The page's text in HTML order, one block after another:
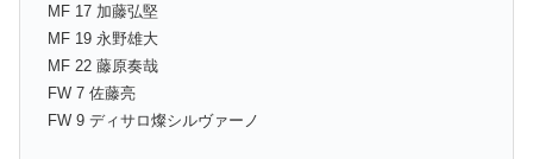
MF 17 加藤弘堅
MF 19 永野雄大
MF 22 藤原奏哉
FW 7 佐藤亮
FW 9 ディサロ燦シルヴァーノ